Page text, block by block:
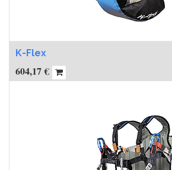
K-Flex
604,17€